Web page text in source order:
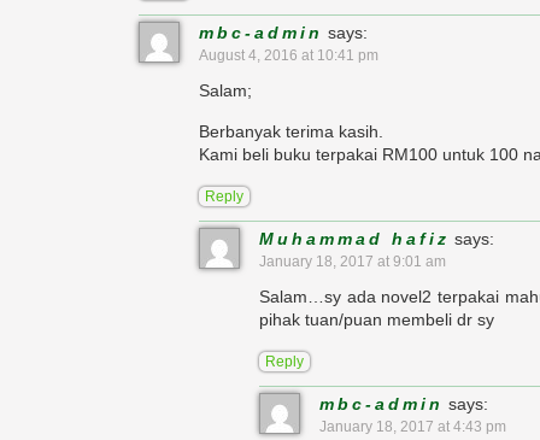
mbc-admin says:
August 4, 2016 at 10:41 pm
Salam;
Berbanyak terima kasih.
Kami beli buku terpakai RM100 untuk 100
Reply
Muhammad hafiz says:
January 18, 2017 at 9:01 am
Salam…sy ada novel2 terpakai
pihak tuan/puan membeli dr sy
Reply
mbc-admin says:
January 18, 2017 at 4:43 pm